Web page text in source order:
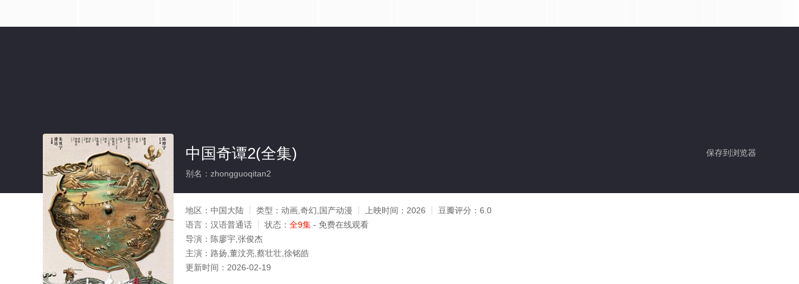
保存到浏览器
中国奇谭2(全集)
别名：zhongguoqitan2
地区： 中国大陆 类型： 动画,奇幻,国产动漫 上映时间： 2026 豆瓣评分： 6.0
语言： 汉语普通话 状态： 全9集 - 免费在线观看
导演： 陈廖宇,张俊杰
主演： 路扬,董汶亮,蔡壮壮,徐铭皓
更新时间： 2026-02-19